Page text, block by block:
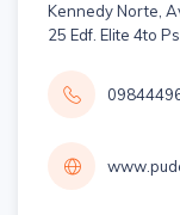
Kennedy Norte,
25 Edf. Elite 4to